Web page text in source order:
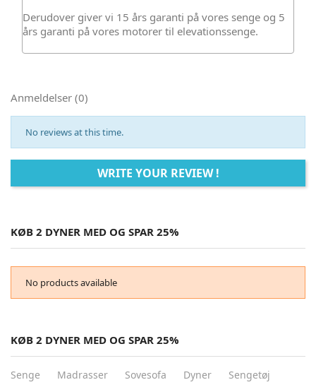
Derudover giver vi 15 års garanti på vores senge og 5
års garanti på vores motorer til elevationssenge.
Anmeldelser (0)
No reviews at this time.
WRITE YOUR REVIEW !
KØB 2 DYNER MED OG SPAR 25%
No products available
KØB 2 DYNER MED OG SPAR 25%
Senge Madrasser Sovesofa Dyner Sengetøj